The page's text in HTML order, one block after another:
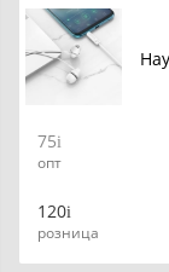
75
опт
120
розница